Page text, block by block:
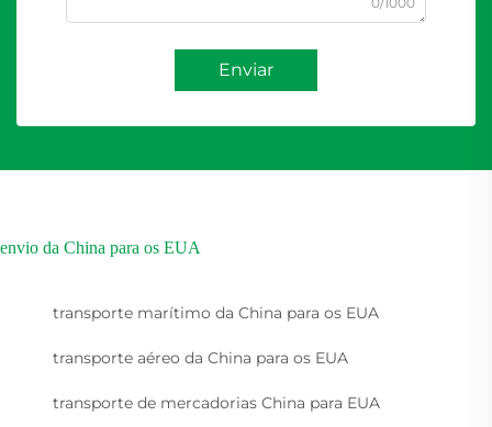
Enviar
envio da China para os EUA
transporte marítimo da China para os EUA
transporte aéreo da China para os EUA
transporte de mercadorias China para EUA